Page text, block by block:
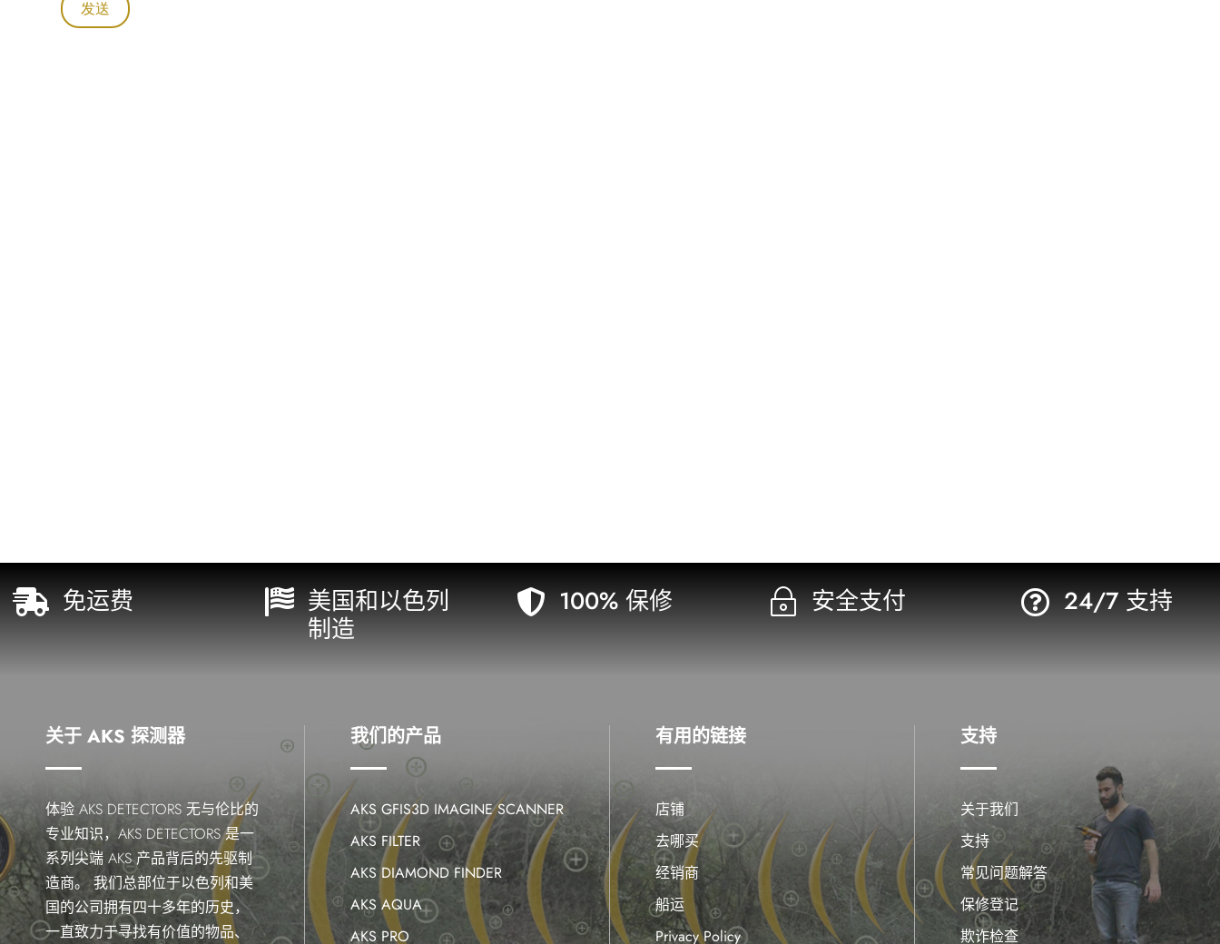
 免运费  美国和以色列
制造
 100% 保修 ~ 安全支付  24/7 支持
关于 AKS 探测器
体验 AKS DETECTORS 无与伦比的
专业知识，AKS DETECTORS 是一
系列尖端 AKS 产品背后的先驱制
造商。 我们总部位于以色列和美
国的公司拥有四十多年的历史，
一直致力于寻找有价值的物品、
我们的产品
AKS GFIS3D IMAGINE SCANNER
AKS FILTER
AKS DIAMOND FINDER
AKS AQUA
AKS PRO
有用的链接
店铺
去哪买
经销商
船运
Privacy Policy
支持
关于我们
支持
常见问题解答
保修登记
欺诈检查